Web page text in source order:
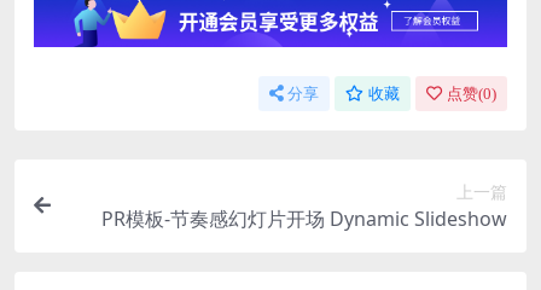
分享 收藏 点赞(0)
上一篇
PR模板-节奏感幻灯片开场 Dynamic Slideshow